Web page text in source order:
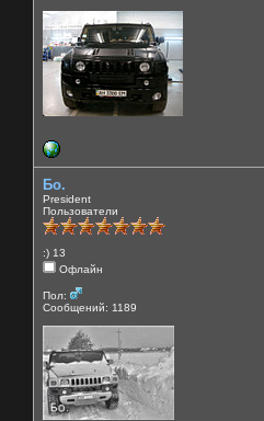
Бо.
President
Пользователи
:) 13
Офлайн
Пол:
Сообщений: 1189